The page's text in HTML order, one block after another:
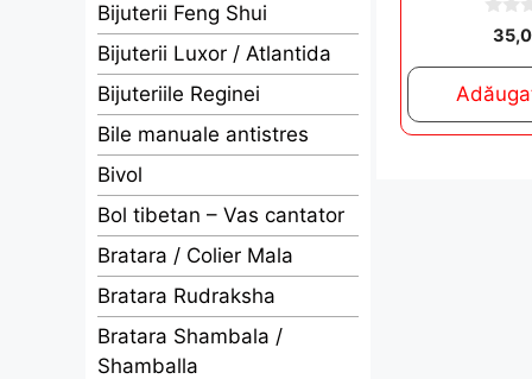
o
o
5
Bijuterii Feng Shui
Bijuterii Luxor / Atlantida
Bijuteriile Reginei
Bile manuale antistres
Bivol
Bol tibetan – Vas cantator
Bratara / Colier Mala
Bratara Rudraksha
Bratara Shambala /
Shamballa